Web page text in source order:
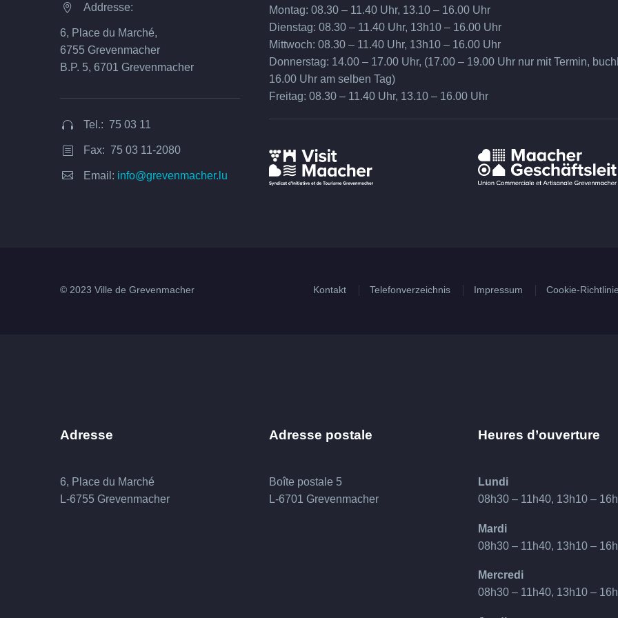

 Addresse:
6, Place du Marché,
6755 Grevenmacher
B.P. 5, 6701 Grevenmacher

 Tel.: 75 03 11
b
b Fax: 75 03 11-2080

 Email: info@grevenmacher.lu
Montag: 08.30 – 11.40 Uhr, 13.10 – 16.00 Uhr
Dienstag: 08.30 – 11.40 Uhr, 13h10 – 16.00 Uhr
Mittwoch: 08.30 – 11.40 Uhr, 13h10 – 16.00 Uhr
Donnerstag: 14.00 – 17.00 Uhr, (17.00 – 19.00 Uhr nur mit Termin,
16.00 Uhr am selben Tag)
Freitag: 08.30 – 11.40 Uhr, 13.10 – 16.00 Uhr
© 2023 Ville de Grevenmacher Kontakt Telefonverzeichnis Impressum Cookie-
Adresse
6, Place du Marché
L-6755 Grevenmacher
Adresse postale
Boîte postale 5
L-6701 Grevenmacher
Heures d’ouverture
Lundi
08h30 – 11h40, 13h10 –
Mardi
08h30 – 11h40, 13h10 –
Mercredi
08h30 – 11h40, 13h10 –